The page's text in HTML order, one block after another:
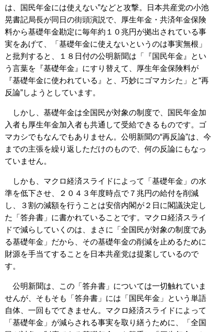
は、国民年金には使えない”などと攻撃。日本共産党の小池
晃書記局長が同日の街頭演説で、厚生年金・共済年金保険
料から基礎年金勘定に毎年約１０兆円が拠出されている事
実をあげて、「基礎年金に使えないというのは事実無根」
と批判すると、１８日付の公明新聞は「『国民年金』とい
う言葉を『基礎年金』にすり替えて、厚生年金保険料が
『基礎年金に使われている』と、巧妙にゴマカシた」と“再
反論”しようとしています。
しかし、基礎年金は全国民が対象の制度で、国民年金加
入者も厚生年金加入者も共通して受給できるものです。ゴ
マカシでもなんでもありません。公明新聞の“再反論”は、今
までの主張を繰り返しただけのもので、何の反論にもなっ
ていません。
しかも、マクロ経済スライドによって「基礎年金」の水
準を低下させ、２０４３年度時点で７兆円の給付を削減
し、３割の減額を行うことは安倍内閣が２日に閣議決定し
た「答弁書」に書かれていることです。マクロ経済スライ
ドで減らしていくのは、まさに「全国民が対象の制度であ
る基礎年金」だから、その基礎年金の削減を止めるために
財源を手当てすることを日本共産党は提案しているので
す。
公明新聞は、この「答弁書」については一切触れていま
せんが、そもそも「答弁書」には「国民年金」という単語
自体、一回もでてきません。マクロ経済スライドによって
「基礎年金」が減らされる事実を取り繕うために、「全国